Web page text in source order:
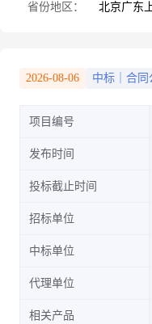
采
省份地区： 北京广东
2026-08-06 中标｜合同
项目编号
发布时间
投标截止时间
招标单位
中标单位
代理单位
相关产品